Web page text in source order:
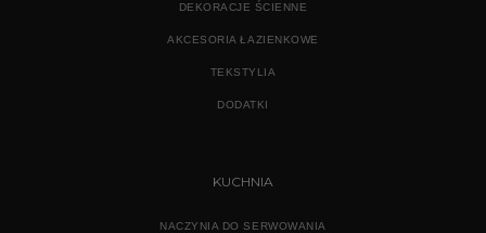
DEKORACJE ŚCIENNE
AKCESORIA ŁAZIENKOWE
TEKSTYLIA
DODATKI
KUCHNIA
NACZYNIA DO SERWOWANIA